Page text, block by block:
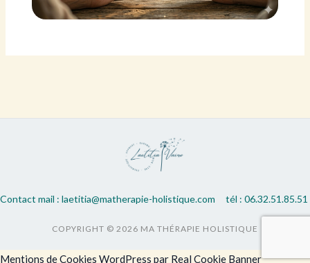
Contact mail : laetitia@matherapie-holistique.com tél : 06.32.51.85.51
COPYRIGHT © 2026 MA THÉRAPIE HOLISTIQUE
Mentions de Cookies WordPress par Real Cookie Banner